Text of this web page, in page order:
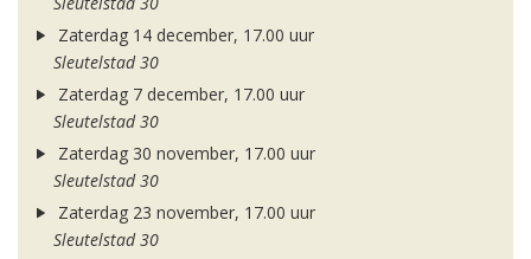
Zaterdag 14 december, 17.00 uur
Sleutelstad 30
Zaterdag 7 december, 17.00 uur
Sleutelstad 30
Zaterdag 30 november, 17.00 uur
Sleutelstad 30
Zaterdag 23 november, 17.00 uur
Sleutelstad 30